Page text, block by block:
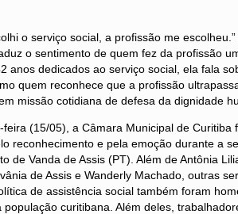
o serviço social, a profissão me
o sentimento de quem fez da profissão
anos dedicados ao serviço social, ela fala
quem reconhece que a profissão
missão cotidiana de defesa da dignidade
feira (15/05), a Câmara Municipal de Curitiba
reconhecimento e pela emoção durante a
de Vanda de Assis (PT). Além de Antônia
de Assis e Wanderly Machado, outras
de assistência social também foram
população curitibana. Além deles,